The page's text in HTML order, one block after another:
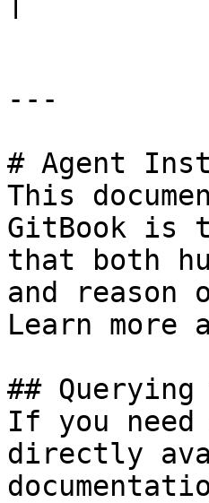
---
# Agent
This
GitBook is
that both
and
Learn more
## Querying
If you
directly